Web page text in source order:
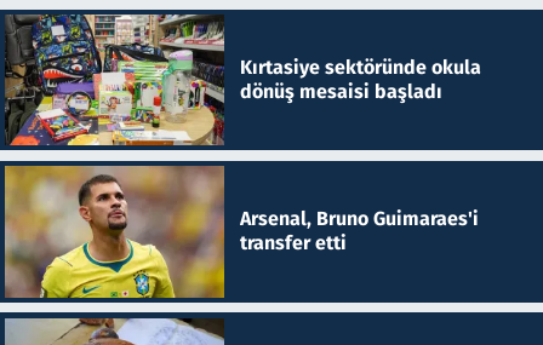
Kırtasiye sektöründe okula
dönüş mesaisi başladı
Arsenal, Bruno Guimaraes'i
transfer etti